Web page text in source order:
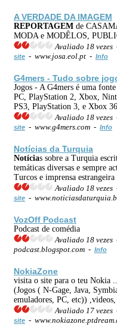
A VERDADE DA IMAGEM
REPORTAGEM de
MODA e MODÊLOS,
Avaliado 18 vezes
site - www.josa.eol.pt - Info
G4mers - Tudo sobre
Jogos - A G4mers é uma
PC, PlayStation 2, Xbox,
PS3, PlayStation 3, e Xbox
Avaliado 18 vezes
site - www.g4mers.com - Info
Notícias da Turquia
Notícias sobre a Turquia
temáticas diversas e sempre
Turcos e imprensa
Avaliado 18 vezes
site -
VozOff Podcast
Podcast de comédia
Avaliado 18 vezes
podcast.blogspot.com - Info
NokiaZone
visita o site para o teu Nokia
(Jogos ( N-Gage, Java,
emuladores, PC, etc))
Avaliado 17 vezes
site -